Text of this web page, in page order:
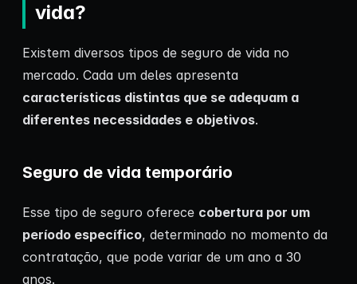
vida?
Existem diversos tipos de seguro de vida no
mercado. Cada um deles apresenta
características distintas que se adequam a
diferentes necessidades e objetivos.
Seguro de vida temporário
Esse tipo de seguro oferece cobertura por um
período específico, determinado no momento da
contratação, que pode variar de um ano a 30
anos.